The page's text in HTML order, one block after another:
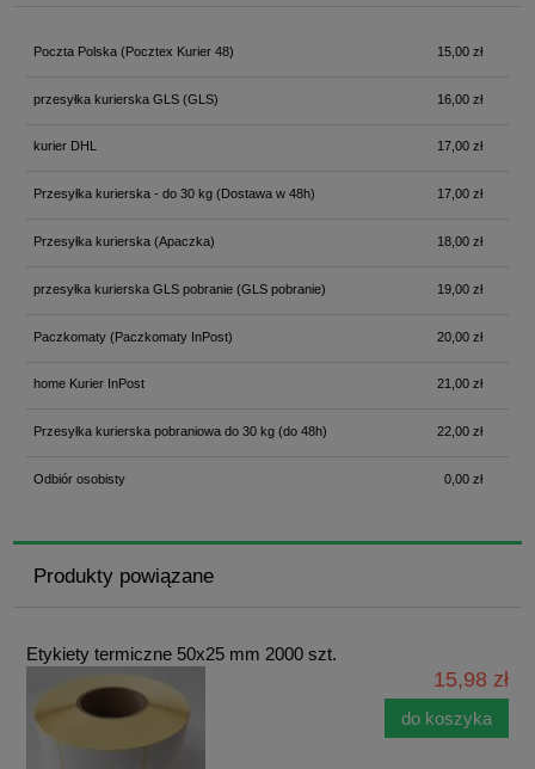
Poczta Polska(Pocztex Kurier 48) 15,00 zł
przesyłka kurierska GLS(GLS) 16,00 zł
kurier DHL 17,00 zł
Przesyłka kurierska - do 30 kg(Dostawa w 48h) 17,00 zł
Przesyłka kurierska (Apaczka) 18,00 zł
przesyłka kurierska GLS pobranie(GLS pobranie) 19,00 zł
Paczkomaty(Paczkomaty InPost) 20,00 zł
home Kurier InPost 21,00 zł
Przesyłka kurierska pobraniowa do 30 kg(do 48h) 22,00 zł
Odbiór osobisty 0,00 zł
Produkty powiązane
Etykiety termiczne 50x25 mm 2000 szt.
15,98 zł
do koszyka